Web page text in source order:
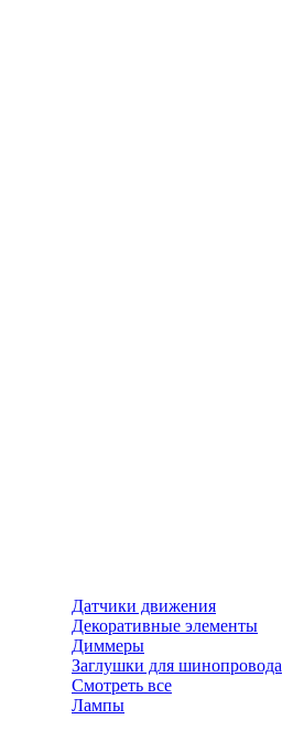
Датчики движения
Декоративные элементы
Диммеры
Заглушки для шинопровода
Смотреть все
Лампы